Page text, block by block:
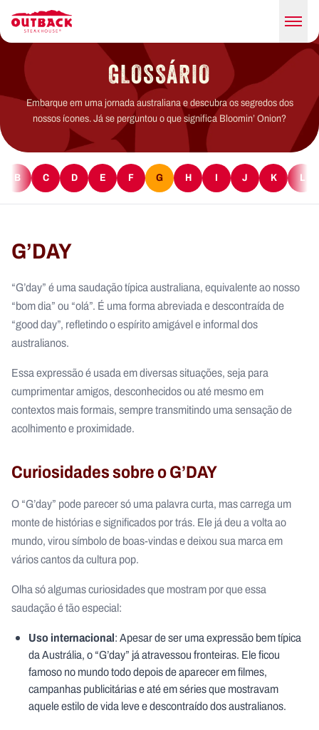
GLOSSÁRIO
Embarque em uma jornada australiana e descubra os segredos dos
nossos ícones. Já se perguntou o que significa Bloomin’ Onion?
B C D E F G H I J K L
G’DAY
“G’day” é uma saudação típica australiana, equivalente ao nosso
“bom dia” ou “olá”. É uma forma abreviada e descontraída de
“good day”, refletindo o espírito amigável e informal dos
australianos.
Essa expressão é usada em diversas situações, seja para
cumprimentar amigos, desconhecidos ou até mesmo em
contextos mais formais, sempre transmitindo uma sensação de
acolhimento e proximidade.
Curiosidades sobre o G’DAY
O “G’day” pode parecer só uma palavra curta, mas carrega um
monte de histórias e significados por trás. Ele já deu a volta ao
mundo, virou símbolo de boas-vindas e deixou sua marca em
vários cantos da cultura pop.
Olha só algumas curiosidades que mostram por que essa
saudação é tão especial:
Uso internacional: Apesar de ser uma expressão bem típica
da Austrália, o “G’day” já atravessou fronteiras. Ele ficou
famoso no mundo todo depois de aparecer em filmes,
campanhas publicitárias e até em séries que mostravam
aquele estilo de vida leve e descontraído dos australianos.